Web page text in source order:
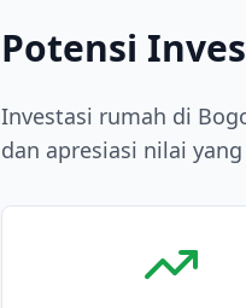
Potensi
Investasi rumah di
dan apresiasi nilai